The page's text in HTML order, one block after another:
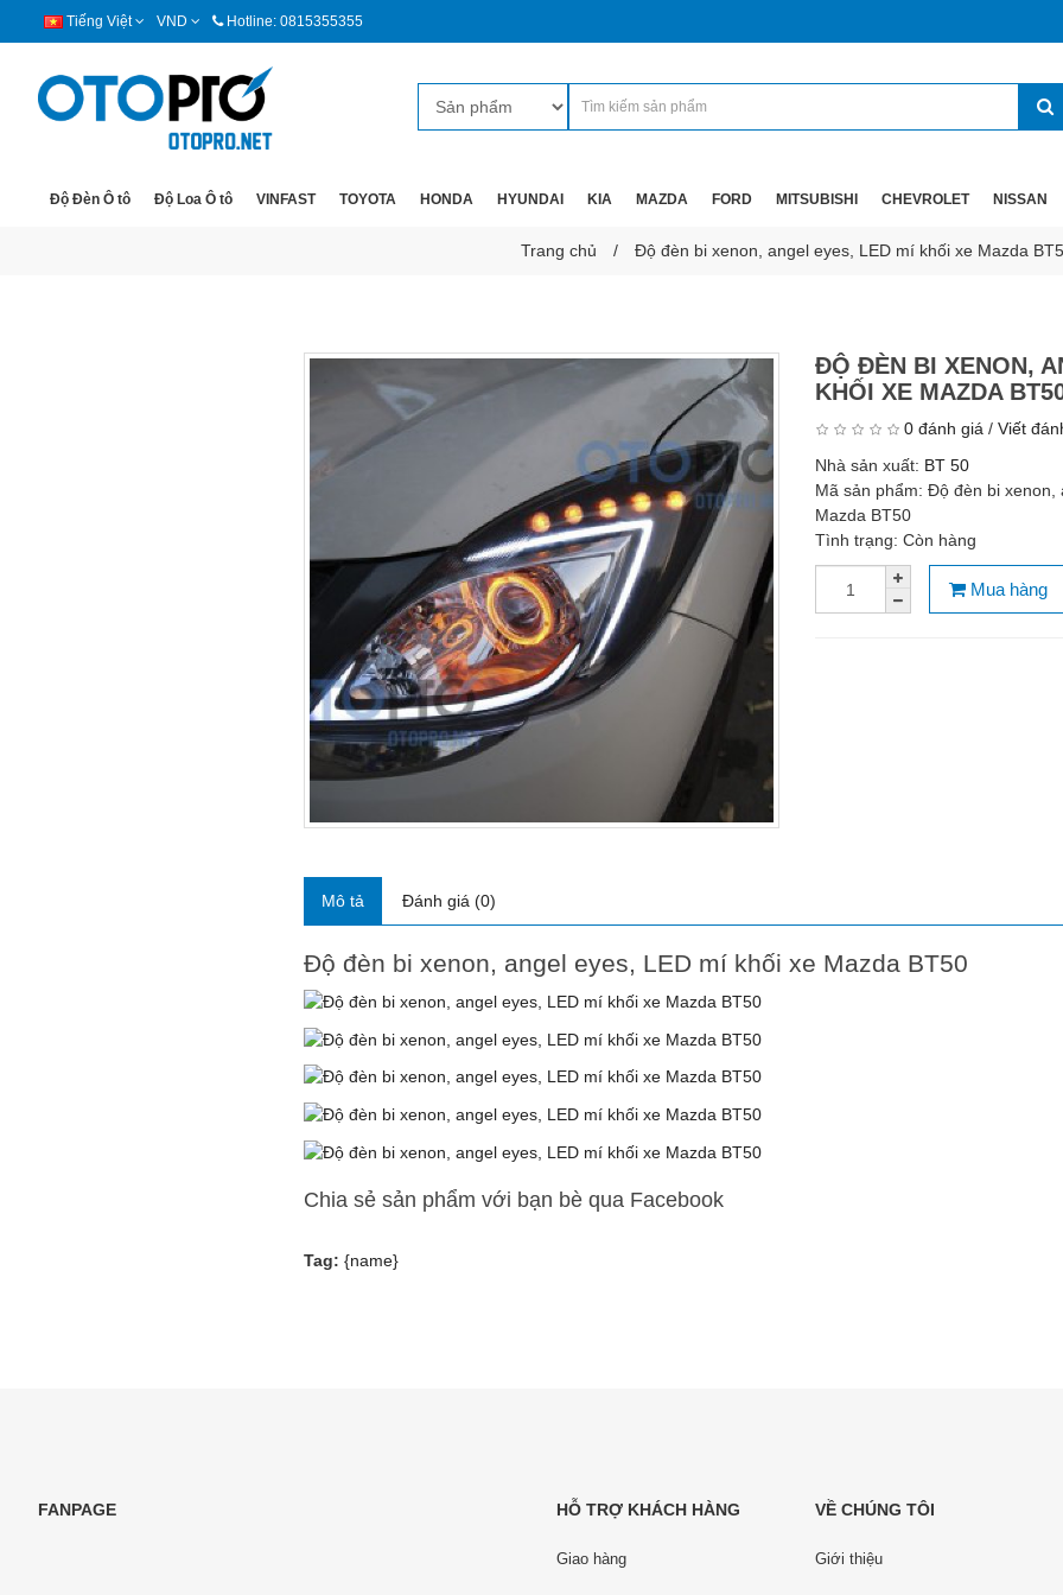
Tiếng Việt VND Hotline: 0815355355
Độ Đèn Ô tô Độ Loa Ô tô VINFAST TOYOTA HONDA HYUNDAI KIA MAZDA FORD MITSUBISHI CHEVROLET NISSAN
Trang chủ Độ đèn bi xenon, angel eyes, LED mí khối xe Mazda
ĐỘ ĐÈN BI XENON,
KHỐI XE MAZDA
0 đánh giá / Viết
Nhà sản xuất: BT 50
Mã sản phẩm: Độ đèn bi xenon,
Mazda BT50
Tình trạng: Còn hàng
Mua hàng
Mô tả Đánh giá (0)
Độ đèn bi xenon, angel eyes, LED mí khối xe Mazda BT50
Chia sẻ sản phẩm với bạn bè qua Facebook
Tag: {name}
FANPAGE HỖ TRỢ KHÁCH HÀNG
Giao hàng
VỀ CHÚNG TÔI
Giới thiệu